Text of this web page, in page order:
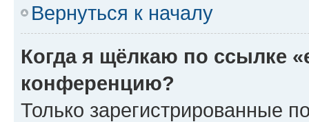
Вернуться к началу
Когда я щёлкаю по ссылке
конференцию?
Только зарегистрированные